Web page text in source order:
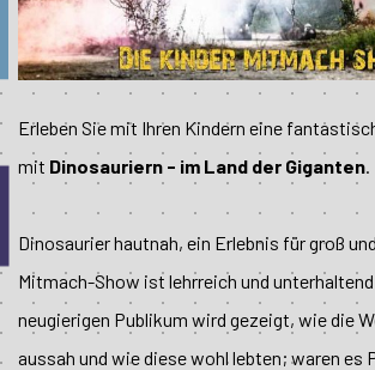
Erleben Sie mit Ihren Kindern eine
mit Dinosauriern - im Land der Giganten
Dinosaurier hautnah, ein Erlebnis für groß
Mitmach-Show ist lehrreich und
neugierigen Publikum wird gezeigt, wie die
aussah und wie diese wohl lebten; waren es